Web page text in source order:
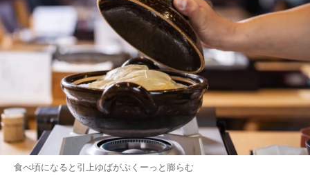
食べ頃になると引上ゆばがぷくーっと膨らむ